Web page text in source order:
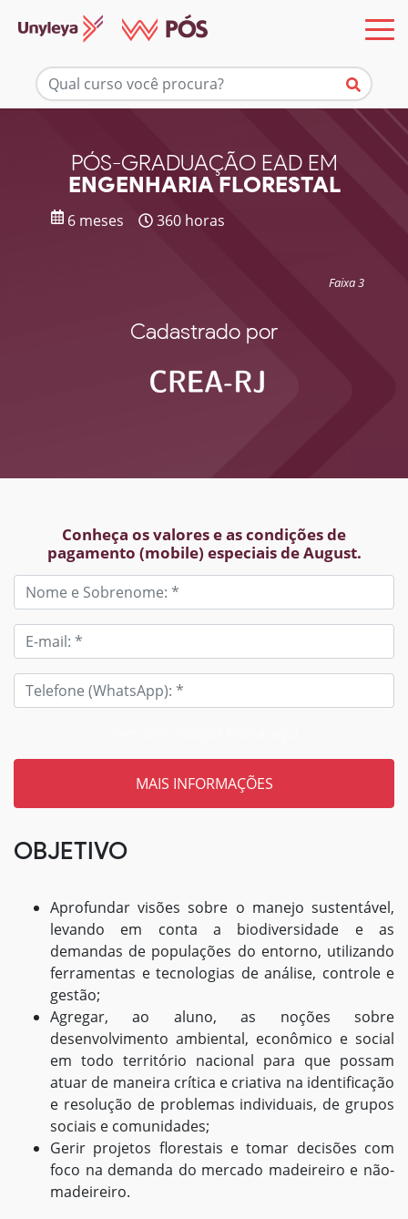
PÓS-GRADUAÇÃO EAD EM
ENGENHARIA FLORESTAL
6 meses 360 horas
Faixa 3
Cadastrado por
Conheça os valores e as condições de
pagamento (mobile) especiais de August.
Mais informações
OBJETIVO
Aprofundar visões sobre o manejo sustentável,
levando em conta a biodiversidade e as
demandas de populações do entorno, utilizando
ferramentas e tecnologias de análise, controle e
gestão;
Agregar, ao aluno, as noções sobre
desenvolvimento ambiental, econômico e social
em todo território nacional para que possam
atuar de maneira crítica e criativa na identificação
e resolução de problemas individuais, de grupos
sociais e comunidades;
Gerir projetos florestais e tomar decisões com
foco na demanda do mercado madeireiro e não-
madeireiro.